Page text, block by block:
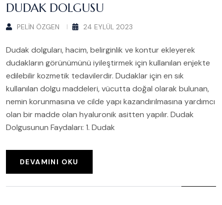
DUDAK DOLGUSU
PELIN ÖZGEN 24 EYLÜL 2023
Dudak dolguları, hacim, belirginlik ve kontur ekleyerek
dudakların görünümünü iyileştirmek için kullanılan enjekte
edilebilir kozmetik tedavilerdir. Dudaklar için en sık
kullanılan dolgu maddeleri, vücutta doğal olarak bulunan,
nemin korunmasına ve cilde yapı kazandırılmasına yardımcı
olan bir madde olan hyaluronik asitten yapılır. Dudak
Dolgusunun Faydaları: 1. Dudak
DEVAMINI OKU